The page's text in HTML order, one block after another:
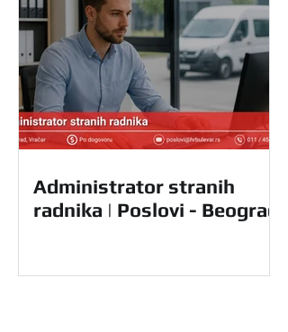
Administrator stranih
radnika | Poslovi - Beograd